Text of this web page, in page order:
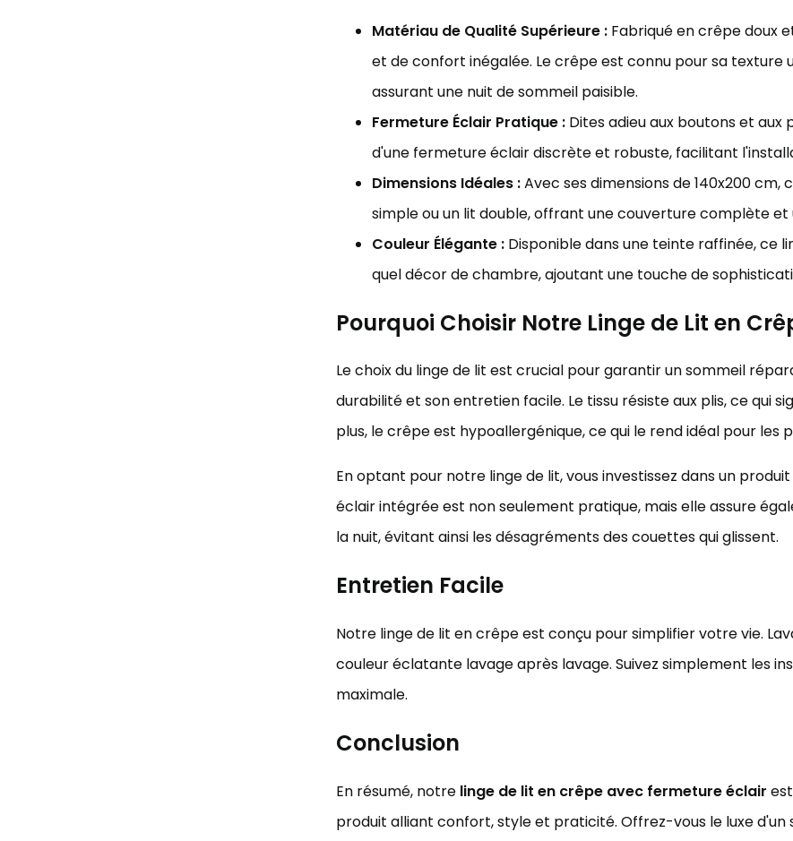
Matériau de Qualité Supérieure : Fabriqué en crêpe doux
et de confort inégalée. Le crêpe est connu pour sa
assurant une nuit de sommeil paisible.
Fermeture Éclair Pratique : Dites adieu aux boutons et aux
d'une fermeture éclair discrète et robuste, facilitant
Dimensions Idéales :Avec ses dimensions de 140x200
simple ou un lit double, offrant une couverture complète
Couleur Élégante : Disponible dans une teinte raffinée, ce
quel décor de chambre, ajoutant une touche de
Pourquoi Choisir Notre Linge de Lit en
Le choix du linge de lit est crucial pour garantir un sommeil
durabilité et son entretien facile. Le tissu résiste aux plis, ce qui
plus, le crêpe est hypoallergénique, ce qui le rend idéal pour les
En optant pour notre linge de lit, vous investissez dans un
éclair intégrée est non seulement pratique, mais elle assure
la nuit, évitant ainsi les désagréments des couettes qui glissent.
Entretien Facile
Notre linge de lit en crêpe est conçu pour simplifier votre vie.
couleur éclatante lavage après lavage. Suivez simplement les
maximale.
Conclusion
En résumé, notre linge de lit en crêpe avec fermeture éclair
produit alliant confort, style et praticité. Offrez-vous le luxe